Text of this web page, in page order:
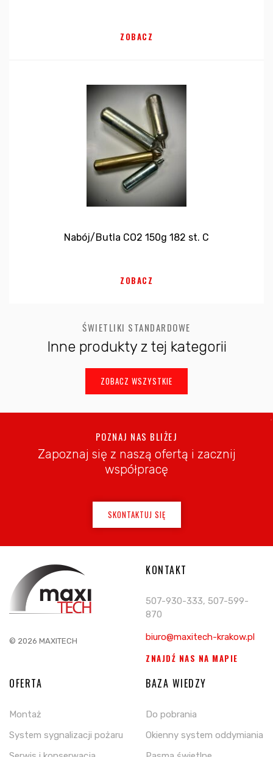
ŚWIETLIKI STANDARDOWE
Inne produkty z tej kategorii
ZOBACZ WSZYSTKIE
ZOBACZ
Nabój/Butla CO2 150g 182 st. C
ZOBACZ
POZNAJ NAS BLIŻEJ
Zapoznaj się z naszą ofertą i zacznij
współpracę
SKONTAKTUJ SIĘ
© 2026 MAXITECH
OFERTA
Montaż
System sygnalizacji pożaru
BAZA WIEDZY
Do pobrania
Okienny system oddymiania
KONTAKT
507-930-333, 507-599-
870
biuro@maxitech-krakow.pl
ZNAJDŹ NAS NA MAPIE